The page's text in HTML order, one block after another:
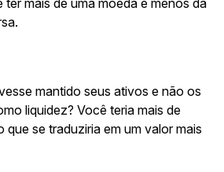
ter mais de uma moeda e menos da
mantido seus ativos e não os
liquidez? Você teria mais de
que se traduziria em um valor mais